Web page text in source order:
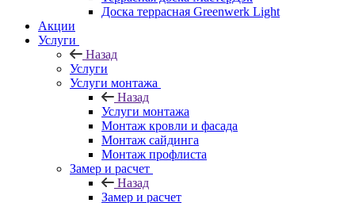
Доска террасная Greenwerk Light
Акции
Услуги
Назад
Услуги
Услуги монтажа
Назад
Услуги монтажа
Монтаж кровли и фасада
Монтаж сайдинга
Монтаж профлиста
Замер и расчет
Назад
Замер и расчет